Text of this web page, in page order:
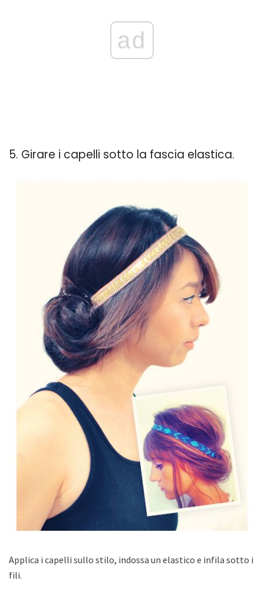
ad
5. Girare i capelli sotto la fascia elastica.
Applica i capelli sullo stilo, indossa un elastico e infila sotto i
fili.